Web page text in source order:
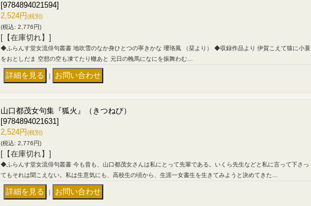
[9784894021594]
2,524円(税別)
(税込: 2,776円)
[【在庫切れ】]
◆ふらんす堂女流俳句叢書 地吹雪のなか身ひとつの寧きかな 瓔珞風 （栞より） ◆収録作品より 伊賀こえて猿に小蓑
をおとしだま 空想の空も凍てたり轍あと 元日の輓馬になにを振舞わむ…
｜
山口都茂女句集『狐火』（きつねび）
[9784894021631]
2,524円(税別)
(税込: 2,776円)
[【在庫切れ】]
◆ふらんす堂女流俳句叢書 今も昔も、山口都茂女さんは私にとって先輩である。いくら先生などと私に言って下さっ
てもそれは聞こえない。私は生意気にも、高校生の頃から、生涯一女書生を生きてみようと決めてきた…
｜